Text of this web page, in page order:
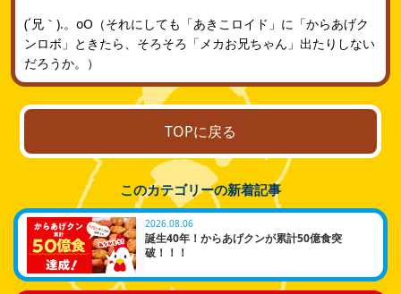
(´兄｀).。oO（それにしても「あきこロイド」に「からあげク
ンロボ」ときたら、そろそろ「メカお兄ちゃん」出たりしない
だろうか。）
TOPに戻る
このカテゴリーの新着記事
2026.08.06
誕生40年！からあげクンが累計50億食突
破！！！